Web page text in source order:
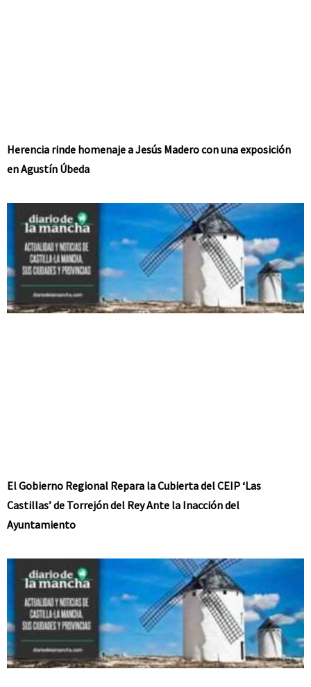
Herencia rinde homenaje a Jesús Madero con una exposición
en Agustín Úbeda
El Gobierno Regional Repara la Cubierta del CEIP ‘Las
Castillas’ de Torrejón del Rey Ante la Inacción del
Ayuntamiento